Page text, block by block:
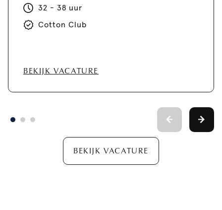
32 - 38 uur
Cotton Club
BEKIJK VACATURE
BEKIJK VACATURE